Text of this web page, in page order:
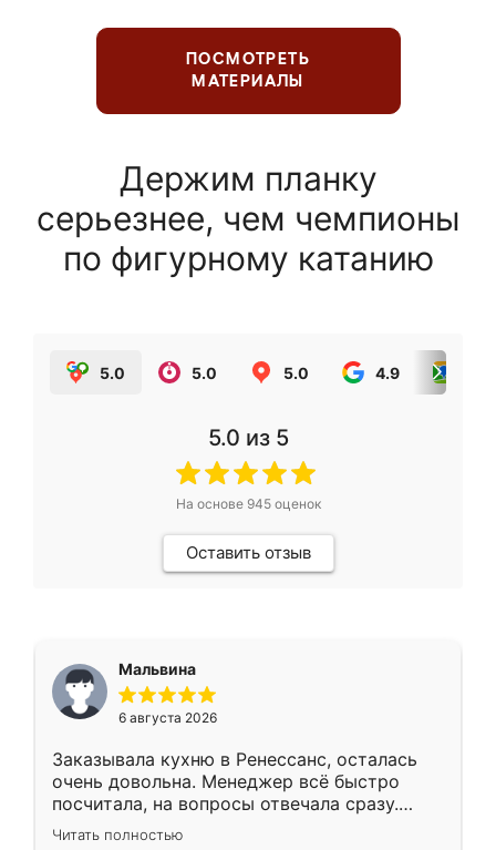
ПОСМОТРЕТЬ
МАТЕРИАЛЫ
Держим планку
серьезнее, чем чемпионы
по фигурному катанию
5.0 5.0 5.0 4.9
5.0 из 5
На основе 945оценок
Оставить отзыв
Мальвина
6 августа 2026
Заказывала кухню в Ренессанс, осталась
очень довольна. Менеджер всё быстро
посчитала, на вопросы отвечала сразу.
Замерщик приехал в субботу, подошёл к
Читать полностью